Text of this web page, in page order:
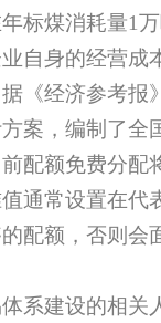
标煤消耗量1
自身的经营成
《经济参考报
案，编制了全
配额免费分配
通常设置在代
配额，否则会
系建设的相关